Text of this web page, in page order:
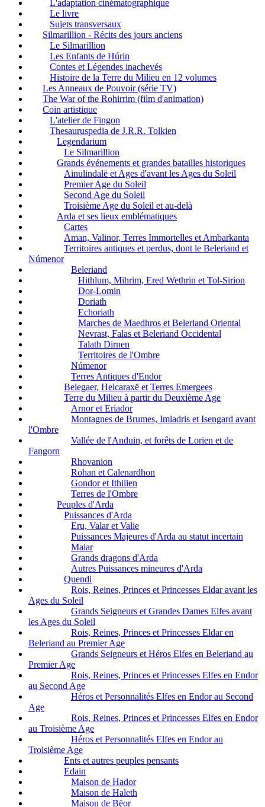
L'adaptation cinématographique
Le livre
Sujets transversaux
Silmarillion - Récits des jours anciens
Le Silmarillion
Les Enfants de Húrin
Contes et Légendes inachevés
Histoire de la Terre du Milieu en 12 volumes
Les Anneaux de Pouvoir (série TV)
The War of the Rohirrim (film d'animation)
Coin artistique
L'atelier de Fingon
Thesauruspedia de J.R.R. Tolkien
Legendarium
Le Silmarillion
Grands événements et grandes batailles historiques
Ainulindalë et Ages d'avant les Ages du Soleil
Premier Age du Soleil
Second Age du Soleil
Troisième Age du Soleil et au-delà
Arda et ses lieux emblématiques
Cartes
Aman, Valinor, Terres Immortelles et Ambarkanta
Territoires antiques et perdus, dont le Beleriand et
Númenor
Beleriand
Hithlum, Mihrim, Ered Wethrin et Tol-Sirion
Dor-Lomin
Doriath
Echoriath
Marches de Maedhros et Beleriand Oriental
Nevrast, Falas et Beleriand Occidental
Talath Dirnen
Territoires de l'Ombre
Númenor
Terres Antiques d'Endor
Belegaer, Helcaraxë et Terres Emergees
Terre du Milieu à partir du Deuxième Age
Arnor et Eriador
Montagnes de Brumes, Imladris et Isengard avant
l'Ombre
Vallée de l'Anduin, et forêts de Lorien et de
Fangorn
Rhovanion
Rohan et Calenardhon
Gondor et Ithilien
Terres de l'Ombre
Peuples d'Arda
Puissances d'Arda
Eru, Valar et Valie
Puissances Majeures d'Arda au statut incertain
Maiar
Grands dragons d'Arda
Autres Puissances mineures d'Arda
Quendi
Rois, Reines, Princes et Princesses Eldar avant les
Ages du Soleil
Grands Seigneurs et Grandes Dames Elfes avant
les Ages du Soleil
Rois, Reines, Princes et Princesses Eldar en
Beleriand au Premier Age
Grands Seigneurs et Héros Elfes en Beleriand au
Premier Age
Rois, Reines, Princes et Princesses Elfes en Endor
au Second Age
Héros et Personnalités Elfes en Endor au Second
Age
Rois, Reines, Princes et Princesses Elfes en Endor
au Troisième Age
Héros et Personnalités Elfes en Endor au
Troisième Age
Ents et autres peuples pensants
Edain
Maison de Hador
Maison de Haleth
Maison de Bëor